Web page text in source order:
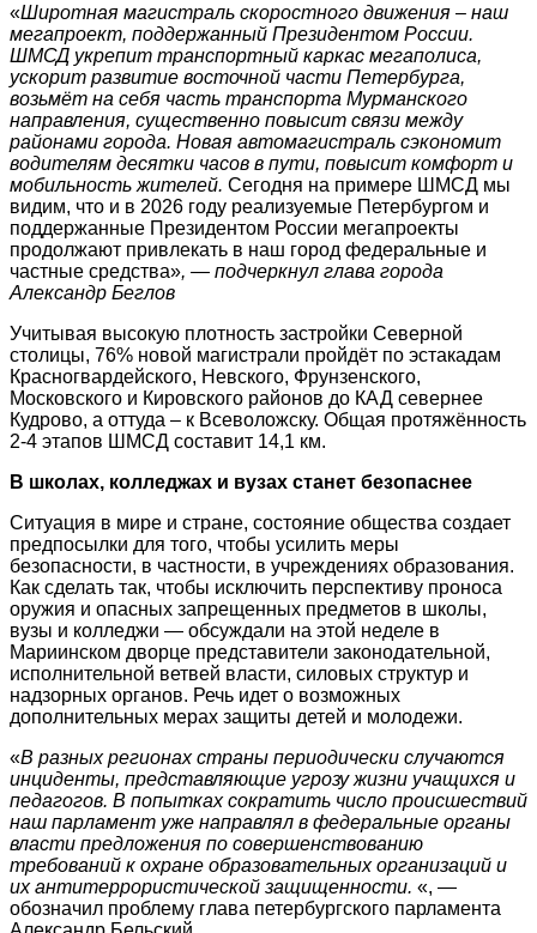
«Широтная магистраль скоростного движения – наш
мегапроект, поддержанный Президентом России.
ШМСД укрепит транспортный каркас мегаполиса,
ускорит развитие восточной части Петербурга,
возьмёт на себя часть транспорта Мурманского
направления, существенно повысит связи между
районами города. Новая автомагистраль сэкономит
водителям десятки часов в пути, повысит комфорт и
мобильность жителей. Сегодня на примере ШМСД мы
видим, что и в 2026 году реализуемые Петербургом и
поддержанные Президентом России мегапроекты
продолжают привлекать в наш город федеральные и
частные средства», — подчеркнул глава города
Александр Беглов
Учитывая высокую плотность застройки Северной
столицы, 76% новой магистрали пройдёт по эстакадам
Красногвардейского, Невского, Фрунзенского,
Московского и Кировского районов до КАД севернее
Кудрово, а оттуда – к Всеволожску. Общая протяжённость
2-4 этапов ШМСД составит 14,1 км.
В школах, колледжах и вузах станет безопаснее
Ситуация в мире и стране, состояние общества создает
предпосылки для того, чтобы усилить меры
безопасности, в частности, в учреждениях образования.
Как сделать так, чтобы исключить перспективу проноса
оружия и опасных запрещенных предметов в школы,
вузы и колледжи — обсуждали на этой неделе в
Мариинском дворце представители законодательной,
исполнительной ветвей власти, силовых структур и
надзорных органов. Речь идет о возможных
дополнительных мерах защиты детей и молодежи.
«В разных регионах страны периодически случаются
инциденты, представляющие угрозу жизни учащихся и
педагогов. В попытках сократить число происшествий
наш парламент уже направлял в федеральные органы
власти предложения по совершенствованию
требований к охране образовательных организаций и
их антитеррористической защищенности. «, —
обозначил проблему глава петербургского парламента